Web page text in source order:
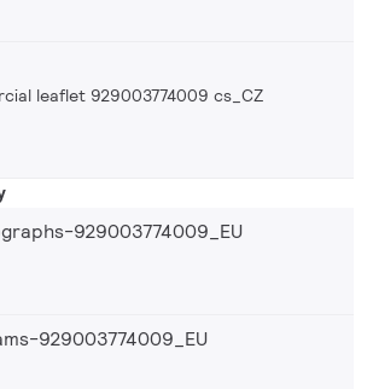
leaflet 929003774009 cs_CZ
929003774009_EU
929003774009_EU